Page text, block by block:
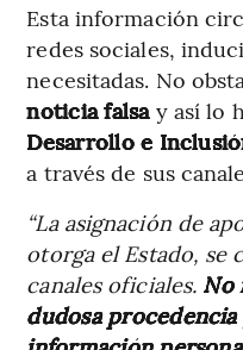
Esta información
redes sociales,
necesitadas. No
noticia falsa y así lo
Desarrollo e
a través de sus
“La asignación de
otorga el Estado, se
canales oficiales. No
dudosa